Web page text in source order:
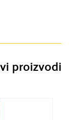
proizvodi